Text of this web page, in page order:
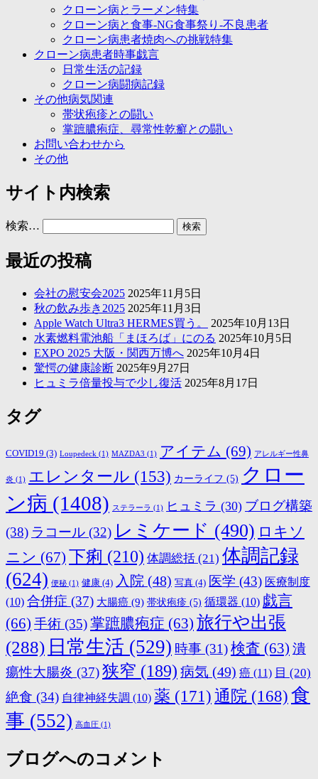
クローン病とラーメン特集
クローン病と食事-NG食事祭り-不良患者
クローン病患者焼肉への挑戦特集
クローン病患者時事戯言
日常生活の記録
クローン病闘病記録
その他病気関連
帯状疱疹との闘い
掌蹠膿疱症、尋常性乾癬との闘い
お問い合わせから
その他
サイト内検索
検索…
最近の投稿
会社の慰安会2025 2025年11月5日
秋の飲み歩き2025 2025年11月3日
Apple Watch Ultra3 HERMES買う。
2025年10月13日
水素燃料電池船「まほろば」にのる 2025年10月5日
EXPO 2025 大阪・関西万博へ 2025年10月4日
驚愕の健康診断 2025年9月27日
ヒュミラ倍量投与で少し復活 2025年8月17日
タグ
COVID19 (3) Loupedeck (1) MAZDA3 (1) アイテム (69) アレルギー性鼻
炎 (1) エレンタール (153) カーライフ (5) クロー
ン病 (1408) ステラーラ (1) ヒュミラ (30) ブログ構築
(38) ラコール (32) レミケード (490) ロキソ
ニン (67) 下痢 (210) 体調総括 (21) 体調記録
(624) 便秘 (1) 健康 (4) 入院 (48) 写真 (4) 医学 (43) 医療制度
(10) 合併症 (37) 大腸癌 (9) 帯状疱疹 (5) 循環器 (10) 戯言
(66) 手術 (35)掌蹠膿疱症 (63) 旅行や出張
(288) 日常生活 (529) 時事 (31)検査 (63) 潰
瘍性大腸炎 (37)狭窄 (189) 病気 (49) 癌 (11) 目 (20)
絶食 (34) 自律神経失調 (10) 薬 (171)通院 (168)食
事 (552) 高血圧 (1)
ブログへのコメント